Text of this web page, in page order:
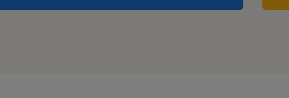
satisfaça as necessidades de todas as pessoas.